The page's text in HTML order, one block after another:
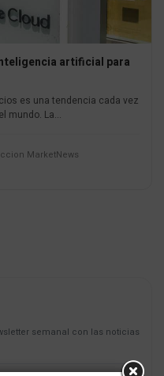
artificial para
es una tendencia cada vez
mundo. La...
MarketNews
semanal con las noticias